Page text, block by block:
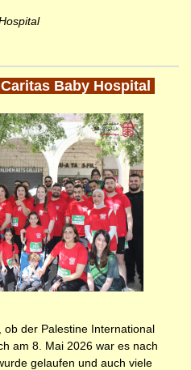
Baby Hospital
ob der Palestine International
am 8. Mai 2026 war es nach
gelaufen und auch viele